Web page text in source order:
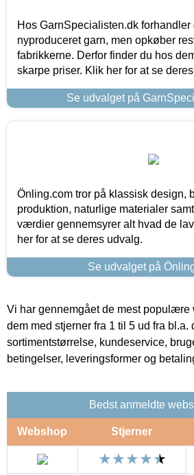
Hos GarnSpecialisten.dk forhandler
nyproduceret garn, men opkøber
fabrikkerne. Derfor finder du hos
skarpe priser. Klik her for at se
Se udvalget på
Önling.com tror på klassisk design,
produktion, naturlige materialer
værdier gennemsyrer alt hvad de
her for at se deres udvalg.
Se udvalget på
Vi har gennemgået de mest populære
dem med stjerner fra 1 til 5 ud fra bl.a.
sortimentstørrelse, kundeservice,
betingelser, leveringsformer og
Bedst anmeldte
Webshop Stjerner